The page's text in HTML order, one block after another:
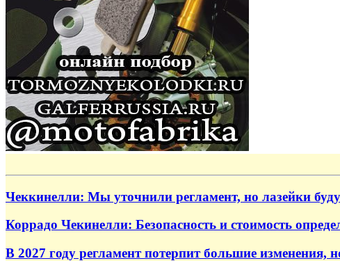
Чеккинелли: Мы уточнили регламент, но лазейки
Коррадо Чекинелли: Безопасность и стоимость
В 2027 году регламент потерпит большие изменения,